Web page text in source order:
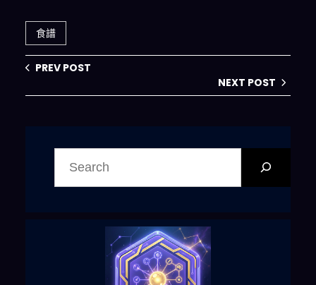
食譜
PREV POST
NEXT POST